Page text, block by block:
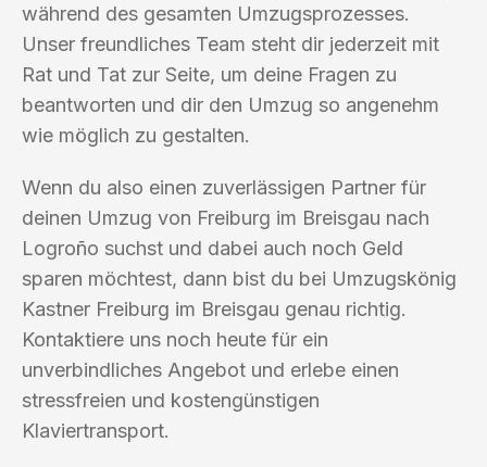
während des gesamten Umzugsprozesses.
Unser freundliches Team steht dir jederzeit mit
Rat und Tat zur Seite, um deine Fragen zu
beantworten und dir den Umzug so angenehm
wie möglich zu gestalten.
Wenn du also einen zuverlässigen Partner für
deinen Umzug von Freiburg im Breisgau nach
Logroño suchst und dabei auch noch Geld
sparen möchtest, dann bist du bei Umzugskönig
Kastner Freiburg im Breisgau genau richtig.
Kontaktiere uns noch heute für ein
unverbindliches Angebot und erlebe einen
stressfreien und kostengünstigen
Klaviertransport.